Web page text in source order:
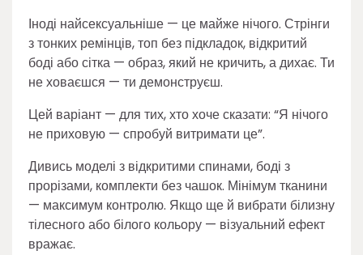
Іноді найсексуальніше — це майже нічого. Стрінги
з тонких ремінців, топ без підкладок, відкритий
боді або сітка — образ, який не кричить, а дихає. Ти
не ховаєшся — ти демонструєш.
Цей варіант — для тих, хто хоче сказати: “Я нічого
не приховую — спробуй витримати це”.
Дивись моделі з відкритими спинами, боді з
прорізами, комплекти без чашок. Мінімум тканини
— максимум контролю. Якщо ще й вибрати білизну
тілесного або білого кольору — візуальний ефект
вражає.